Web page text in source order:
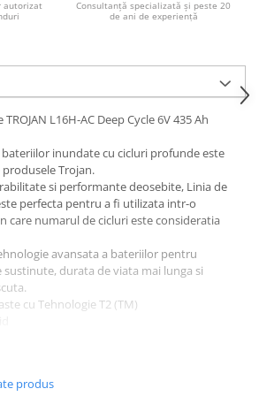
GEL /
VRLA
Acid)
Semi-
(BMS)
autorizat
Consultanță specializată și peste 20
de ani de experiență
L16H-AC Deep Cycle 6V 435 Ah
inundate cu cicluri profunde este
Trojan.
si performante deosebite, Linia de
perfecta pentru a fi utilizata intr-o
care numarul de cicluri este consideratia
avansata a bateriilor pentru
durata de viata mai lunga si
cu Tehnologie T2 (TM)
T2
produs